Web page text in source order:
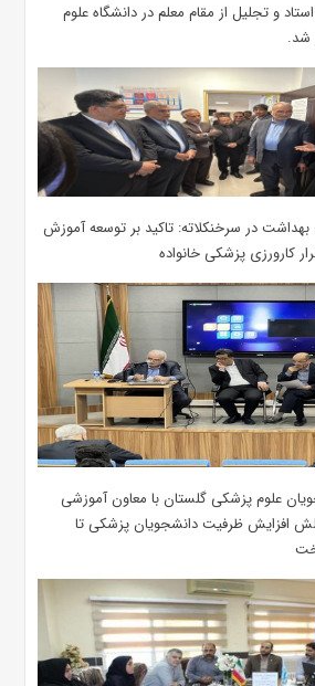
و تجلیل از مقام معلم در دانشگاه علوم
شد.‌
در سرخنکلاته: تاکید بر توسعه آموزش
کارورزی پزشکی ‌خانواده
علوم پزشکی گلستان با معاون آموزشی
افزایش ظرفیت دانشجویان ‌پزشکی تا